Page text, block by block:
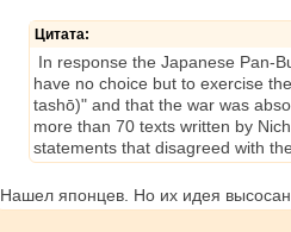
Цитата:
In response the Japanese Pan-
have no choice but to exercise
tashō)" and that the war was
more than 70 texts written by
statements that disagreed with
Нашел японцев. Но их идея